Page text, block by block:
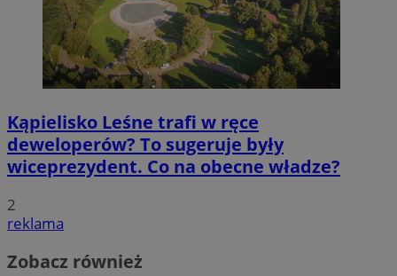
Kąpielisko Leśne trafi w ręce
deweloperów? To sugeruje były
wiceprezydent. Co na obecne władze?
2
reklama
Zobacz również